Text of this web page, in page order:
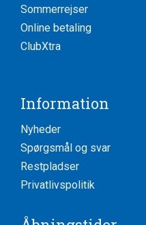
Sommerrejser
Online betaling
ClubXtra
Information
Nyheder
Spørgsmål og svar
Restpladser
Privatlivspolitik